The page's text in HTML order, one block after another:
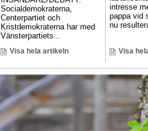
Socialdemokraterna,
Centerpartiet och
Kristdemokraterna har med
Vänsterpartiets...
Visa hela artikeln
intresse
pappa vid
nu
Visa